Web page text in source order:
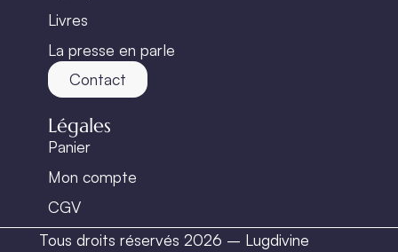
Livres
La presse en parle
Contact
Légales
Panier
Mon compte
CGV
Tous droits réservés 2026 – Lugdivine